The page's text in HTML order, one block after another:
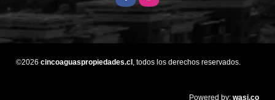
©2026 cincoaguaspropiedades.cl , todos los derechos reservados.
Powered by: wasi.co